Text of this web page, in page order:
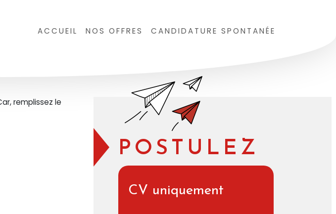
ACCUEIL NOS OFFRES CANDIDATURE SPONTANÉE
remplissez le
POSTULEZ
CV uniquement